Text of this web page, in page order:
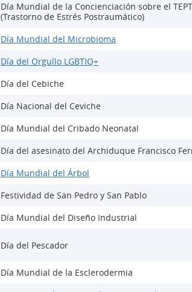
Día Mundial de la Concienciación sobre el TEPT
(Trastorno de Estrés Postraumático)
Día Mundial del Microbioma
Día del Orgullo LGBTIQ+
Día del Cebiche
Día Nacional del Ceviche
Día Mundial del Cribado Neonatal
Día del asesinato del Archiduque Francisco
Día Mundial del Árbol
Festividad de San Pedro y San Pablo
Día Mundial del Diseño Industrial
Día del Pescador
Día Mundial de la Esclerodermia